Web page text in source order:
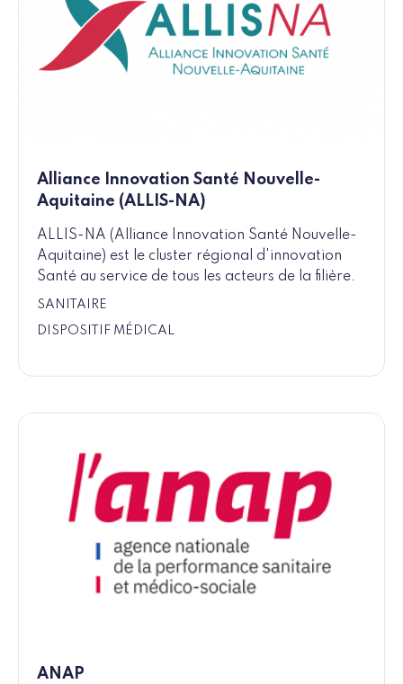
Alliance Innovation Santé Nouvelle-
Aquitaine (ALLIS-NA)
ALLIS-NA (Alliance Innovation Santé Nouvelle-
Aquitaine) est le cluster régional d'innovation
Santé au service de tous les acteurs de la filière.
SANITAIRE
DISPOSITIF MÉDICAL
ANAP